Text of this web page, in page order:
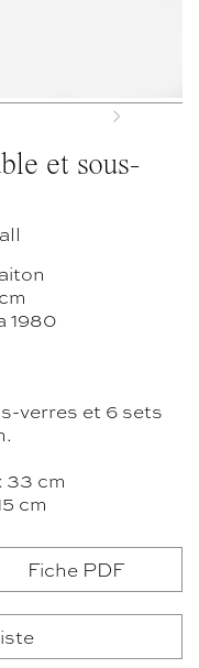
Next
et sous-
1980
verres et 6 sets
33 cm
cm
Fiche PDF